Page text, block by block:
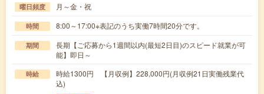
曜日頻度 月～金・祝
時間 8:00～17:00※表記のうち実働7時間20分です。
期間
長期【ご応募から1週間以内(最短2日目)のスピード就業が可
能】即日～
時給
時給1300円 【月収例】228,000円(月収例21日実働残業代
込)